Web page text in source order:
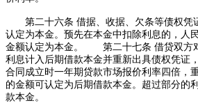
第二十六条 借据、收据、欠条等债权凭
认定为本金。预先在本金中扣除利息的，人
金额认定为本金。 第二十七条 借贷双方
利息计入后期借款本金并重新出具债权凭证
合同成立时一年期贷款市场报价利率四倍，
的金额可认定为后期借款本金。超过部分的
款本金。